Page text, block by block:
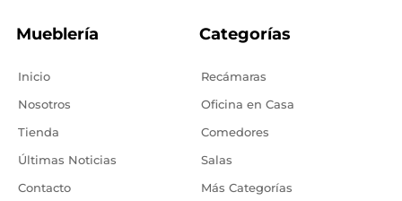
Mueblería
Inicio
Nosotros
Tienda
Últimas Noticias
Contacto
Categorías
Recámaras
Oficina en Casa
Comedores
Salas
Más Categorías